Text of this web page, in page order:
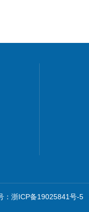
：浙ICP备19025841号-5